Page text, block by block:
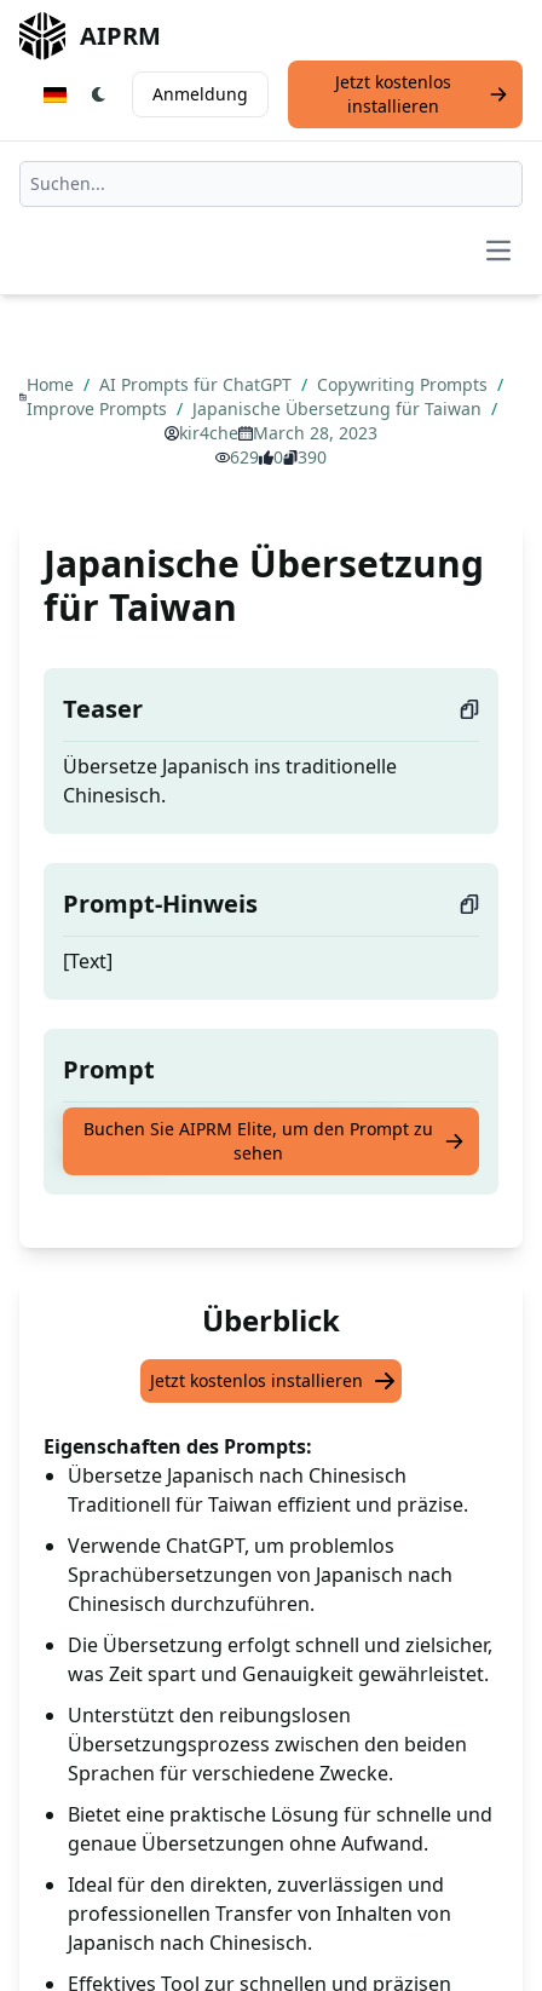
AIPRM
Anmeldung
Jetzt kostenlos
installieren
Home / AI Prompts für ChatGPT / Copywriting Prompts /
Improve Prompts / Japanische Übersetzung für Taiwan /
kir4che
March 28, 2023
629
0 390
Japanische Übersetzung
für Taiwan
Teaser
Übersetze Japanisch ins traditionelle
Chinesisch.
Prompt-Hinweis
[Text]
Prompt
Übersetze Japanisch ins traditionelle
Buchen Sie AIPRM Elite, um den Prompt zu
sehen
Überblick
Jetzt kostenlos installieren
Eigenschaften des Prompts:
Übersetze Japanisch nach Chinesisch
Traditionell für Taiwan effizient und präzise.
Verwende ChatGPT, um problemlos
Sprachübersetzungen von Japanisch nach
Chinesisch durchzuführen.
Die Übersetzung erfolgt schnell und zielsicher,
was Zeit spart und Genauigkeit gewährleistet.
Unterstützt den reibungslosen
Übersetzungsprozess zwischen den beiden
Sprachen für verschiedene Zwecke.
Bietet eine praktische Lösung für schnelle und
genaue Übersetzungen ohne Aufwand.
Ideal für den direkten, zuverlässigen und
professionellen Transfer von Inhalten von
Japanisch nach Chinesisch.
Effektives Tool zur schnellen und präzisen